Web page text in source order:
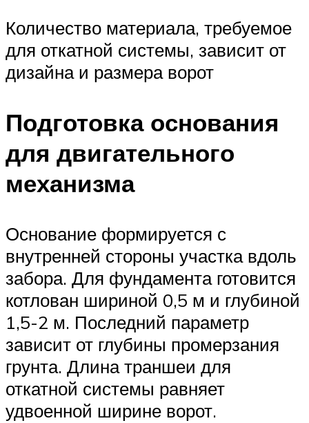
Количество материала, требуемое
для откатной системы, зависит от
дизайна и размера ворот
Подготовка основания
для двигательного
механизма
Основание формируется с
внутренней стороны участка вдоль
забора. Для фундамента готовится
котлован шириной 0,5 м и глубиной
1,5-2 м. Последний параметр
зависит от глубины промерзания
грунта. Длина траншеи для
откатной системы равняет
удвоенной ширине ворот.